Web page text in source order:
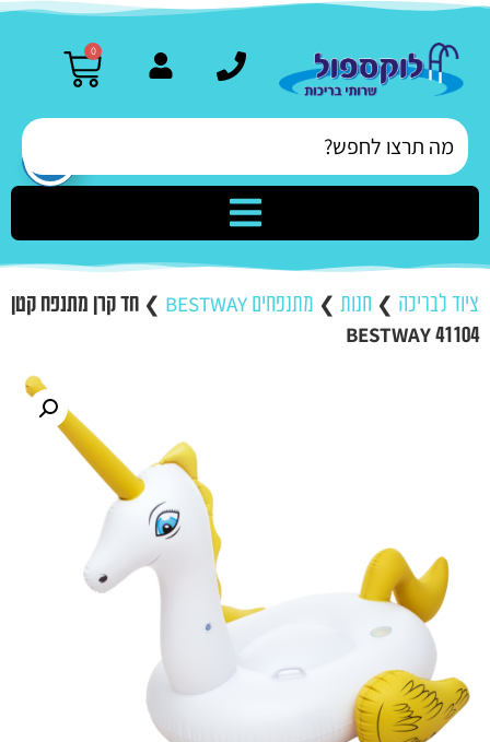
0
ציוד לבריכה ❯ חנות ❯ מתנפחים BESTWAY ❯ חד קרן מתנפח קטן
BESTWAY 41104